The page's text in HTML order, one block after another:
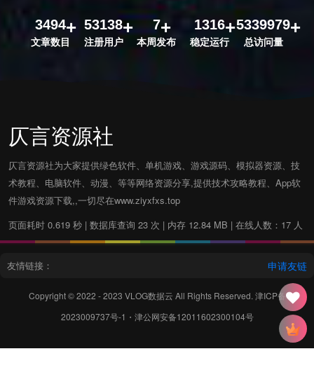
3494
文章数目
53138
注册用户
7
本周发布
1316
稳定运行
5339979
总访问量
仄言资源社
仄言资源社为大家提供绿色软件、单机游戏、游戏源码、模拟器资源、技
术教程、电脑软件、动漫、等等网络资源分享,提供技术攻略教程、App软
件游戏资源下载,,一切尽在www.ziyxfxs.top
页面耗时 0.619 秒 | 数据库查询 23 次 | 内存 12.84 MB | 在线人数：17 人
友情链接： 申请友链
Copyright © 2022 - 2023 VLOG数据云 All Rights Reserved. 津ICP备
2023009737号-1 ・ 津公网安备12011602300104号